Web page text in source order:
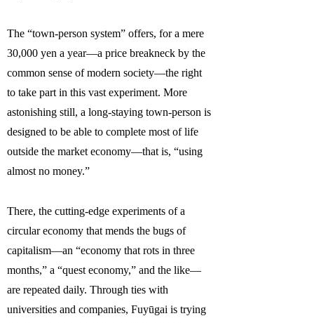
The “town-person system” offers, for a mere
30,000 yen a year—a price breakneck by the
common sense of modern society—the right
to take part in this vast experiment. More
astonishing still, a long-staying town-person is
designed to be able to complete most of life
outside the market economy—that is, “using
almost no money.”
There, the cutting-edge experiments of a
circular economy that mends the bugs of
capitalism—an “economy that rots in three
months,” a “quest economy,” and the like—
are repeated daily. Through ties with
universities and companies, Fuyūgai is trying